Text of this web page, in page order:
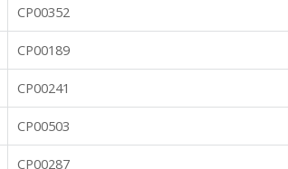
CP00352
CP00189
CP00241
CP00503
CP00287